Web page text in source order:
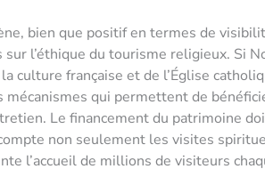
bien que positif en termes de
l’éthique du tourisme religieux. Si
culture française et de l’Église
mécanismes qui permettent de
Le financement du patrimoine
non seulement les visites
l’accueil de millions de visiteurs